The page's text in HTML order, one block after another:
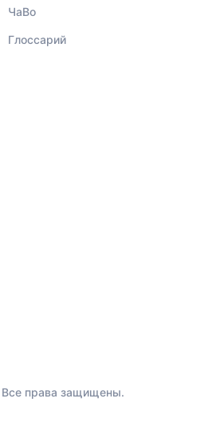
ЧаВо
Глоссарий
права защищены.